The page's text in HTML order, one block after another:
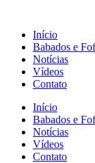
conteúdo
Início
Babados e
Notícias
Vídeos
Contato
Início
Babados e
Notícias
Vídeos
Contato